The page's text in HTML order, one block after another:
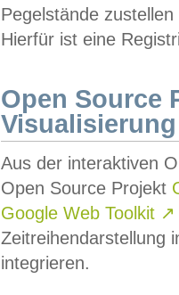
Pegelstände
Hierfür ist eine
Open Source
Visualisierung
Aus der interaktiven
Open Source Projekt
Google Web Toolkit ↗
Zeitreihendarstellung
integrieren.